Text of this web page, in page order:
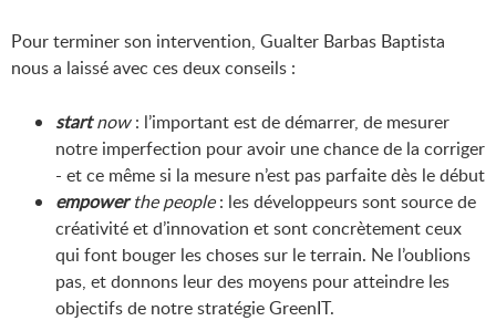
Pour terminer son intervention, Gualter Barbas Baptista
nous a laissé avec ces deux conseils :
startnow: l’important est de démarrer, de mesurer
notre imperfection pour avoir une chance de la corriger
- et ce même si la mesure n’est pas parfaite dès le début
empowerthe people: les développeurs sont source de
créativité et d’innovation et sont concrètement ceux
qui font bouger les choses sur le terrain. Ne l’oublions
pas, et donnons leur des moyens pour atteindre les
objectifs de notre stratégie GreenIT.